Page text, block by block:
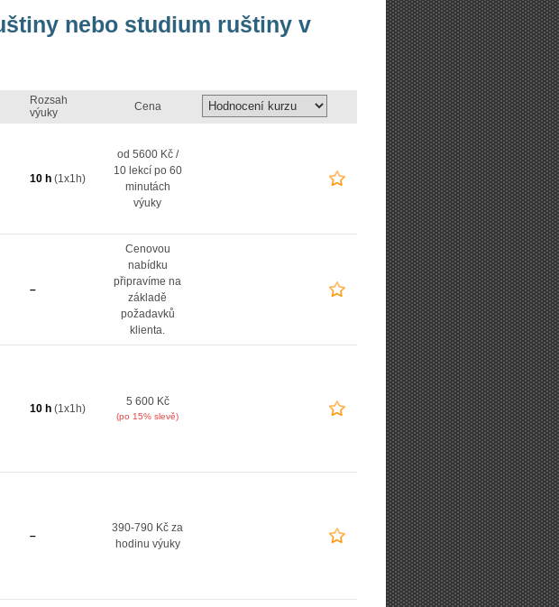
nebo studium ruštiny v
Rozsah
výuky
Cena
10 h (1x1h)
od 5600 Kč /
10 lekcí po 60
minutách
výuky
–
Cenovou
nabídku
připravíme na
základě
požadavků
klienta.
10 h (1x1h)
5 600 Kč
(po 15% slevě)
–
390-790 Kč za
hodinu výuky